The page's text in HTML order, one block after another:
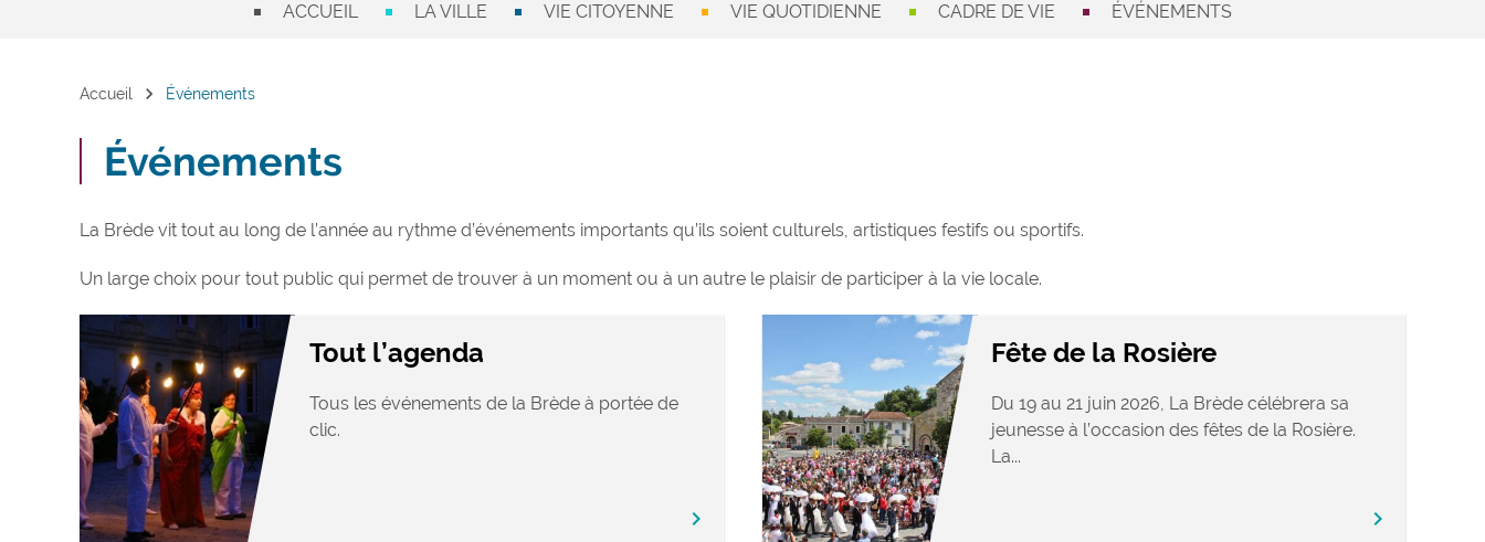
ACCUEIL LA VILLE VIE CITOYENNE VIE QUOTIDIENNE CADRE DE VIE ÉVÉNEMENTS
Accueil chevron_right Événements
Événements
La Brède vit tout au long de l’année au rythme d’événements importants qu’ils soient culturels, artistiques festifs ou sportifs.
Un large choix pour tout public qui permet de trouver à un moment ou à un autre le plaisir de participer à la vie locale.
Tout l’agenda
Tous les événements de la Brède à portée de
clic.
chevron_right
Fête de la Rosière
Du 19 au 21 juin 2026, La Brède célébrera sa
jeunesse à l’occasion des fêtes de la Rosière.
La...
chevron_right